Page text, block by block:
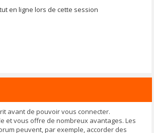
en ligne lors de cette session
avant de pouvoir vous connecter.
et vous offre de nombreux avantages. Les
peuvent, par exemple, accorder des